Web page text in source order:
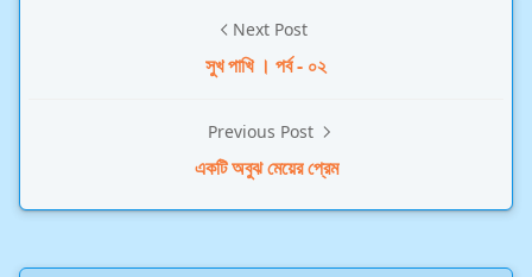
Next Post
সুখ পাখি । পর্ব - ০২
Previous Post
একটি অবুঝ মেয়ের প্রেম